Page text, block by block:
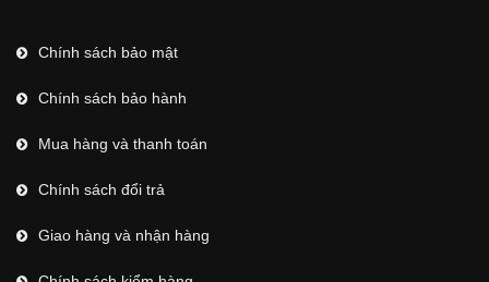
Chính sách bảo mật
Chính sách bảo hành
Mua hàng và thanh toán
Chính sách đổi trả
Giao hàng và nhận hàng